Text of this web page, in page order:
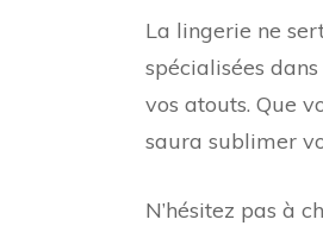
La lingerie ne
spécialisées
vos atouts. Que
saura sublimer
N’hésitez pas à